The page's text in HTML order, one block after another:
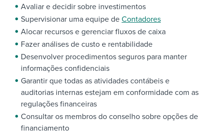
Avaliar e decidir sobre investimentos
Supervisionar uma equipe de Contadores
Alocar recursos e gerenciar fluxos de caixa
Fazer análises de custo e rentabilidade
Desenvolver procedimentos seguros para manter
informações confidenciais
Garantir que todas as atividades contábeis e
auditorias internas estejam em conformidade com as
regulações financeiras
Consultar os membros do conselho sobre opções de
financiamento